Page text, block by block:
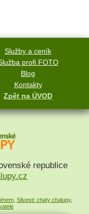
Služby a ceník
profi FOTO
Blog
Kontakty
Zpět na ÚVOD
republice
, Silvestr chaty chalupy,